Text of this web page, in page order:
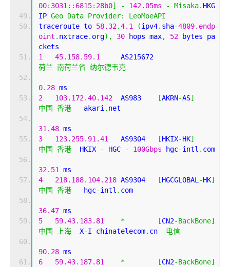
00: 3031 :: 6815: 28b0] - 142.05ms - Misaka. HKG
IP Geo Data Provider:
LeoMoeAPI
traceroute to 58.32.4.1 (ipv4. sha-4809.endp
oint . nxtrace. org), 30 hops max, 52 bytes pa
ckets
1
45.158. 59.1
荷兰 南荷兰省 纳尔德韦克
0.28 ms
2
103.172.40.142
  AS983
[AKRN-AS]
中国
香港
   akari
. net
31.48 ms
3
123.255. 91.41
   AS9304
[HKIX-HK]
中国
香港
  HKIX
- HGC - 100Gbps hgc-intl .
32.51
ms
4
218.188. 104.218 AS9304 [HGCGLOBAL -HK]
中国
香港
   hgc
-intl . com
36.47 ms
5
59.43. 183.81 * [CN2-BackBone]
中国
上海
  X
-I chinatelecom. cn 电信
90.28 ms
6
59.43. 187.81 * [CN2-BackBone]